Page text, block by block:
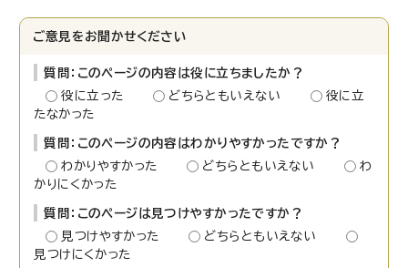
ご意見をお聞かせください
質問：このページの内容は役に立ちましたか？
役に立った
どちらともいえない
役に立
たなかった
質問：このページの内容はわかりやすかったですか？
わかりやすかった
どちらともいえない
わ
かりにくかった
質問：このページは見つけやすかったですか？
見つけやすかった
どちらともいえない
見つけにくかった